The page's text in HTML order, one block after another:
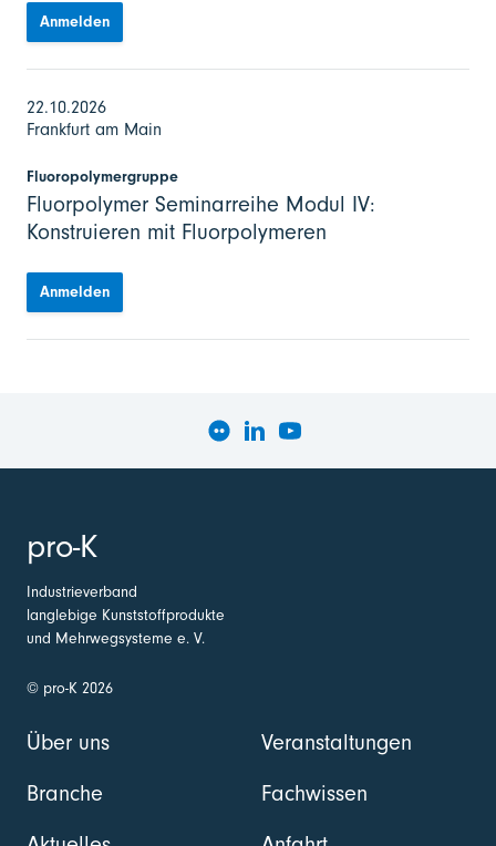
Anmelden
22.10.2026
Frankfurt am Main
Fluoropolymergruppe
Fluorpolymer Seminarreihe Modul IV:
Konstruieren mit Fluorpolymeren
Anmelden
pro-K
Industrieverband
langlebige Kunststoffprodukte
und Mehrwegsysteme e. V.
© pro-K 2026
Über uns
Branche
Veranstaltungen
Fachwissen